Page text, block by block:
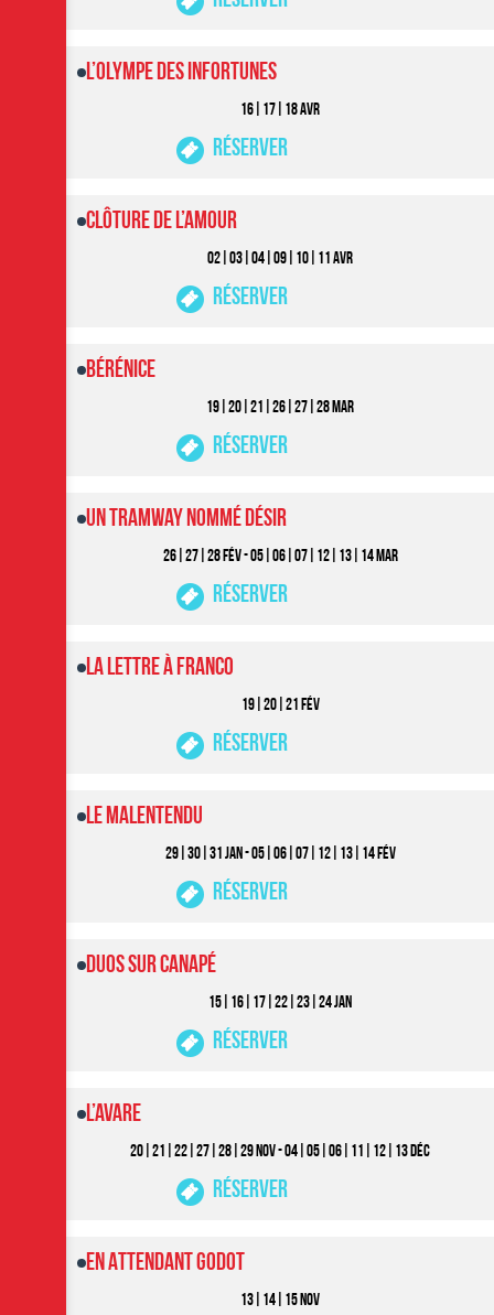
16|17|18 AVR
L’OLYMPE DES INFORTUNES
Réserver
02|03|04|09|10|11 AVR
Clôture de l’Amour
Réserver
19|20|21|26|27|28 MAR
Bérénice
Réserver
26|27|28 FéV - 05|06|07|12|13|14 MAR
Un Tramway Nommé Désir
Réserver
19|20|21 FéV
La Lettre à Franco
Réserver
29|30|31 JAN - 05|06|07|12|13|14 FéV
Le Malentendu
Réserver
15|16|17|22|23|24 JAN
Duos sur Canapé
Réserver
20|21|22|27|28|29 NOV - 04|05|06|11|12|13 DéC
L’Avare
Réserver
13|14|15 NOV
En Attendant Godot